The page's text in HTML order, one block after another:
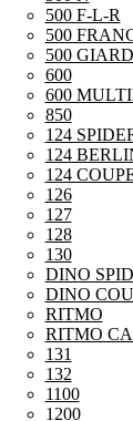
500 F-L-R
500
500
600
600
850
124
124
124
126
127
128
130
DINO
DINO
RITMO
RITMO
131
132
1100
1200